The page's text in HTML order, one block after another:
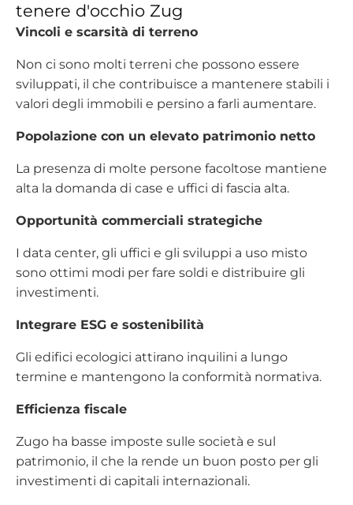
tenere d'occhio Zug
Vincoli e scarsità di terreno
Non ci sono molti terreni che possono essere
sviluppati, il che contribuisce a mantenere stabili i
valori degli immobili e persino a farli aumentare.
Popolazione con un elevato patrimonio netto
La presenza di molte persone facoltose mantiene
alta la domanda di case e uffici di fascia alta.
Opportunità commerciali strategiche
I data center, gli uffici e gli sviluppi a uso misto
sono ottimi modi per fare soldi e distribuire gli
investimenti.
Integrare ESG e sostenibilità
Gli edifici ecologici attirano inquilini a lungo
termine e mantengono la conformità normativa.
Efficienza fiscale
Zugo ha basse imposte sulle società e sul
patrimonio, il che la rende un buon posto per gli
investimenti di capitali internazionali.